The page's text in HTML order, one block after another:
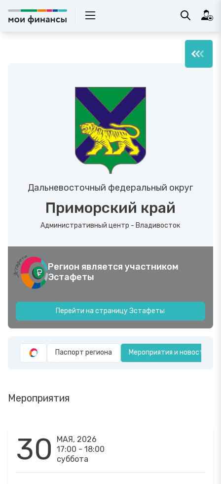
Дальневосточный федеральный округ
Приморский край
Административный центр - Владивосток
Регион является участником
Эстафеты
Перейти на страницу Эстафеты
Паспорт региона Мероприятия и новости
Мероприятия
30
МАЯ, 2026
17:00 - 18:00
суббота